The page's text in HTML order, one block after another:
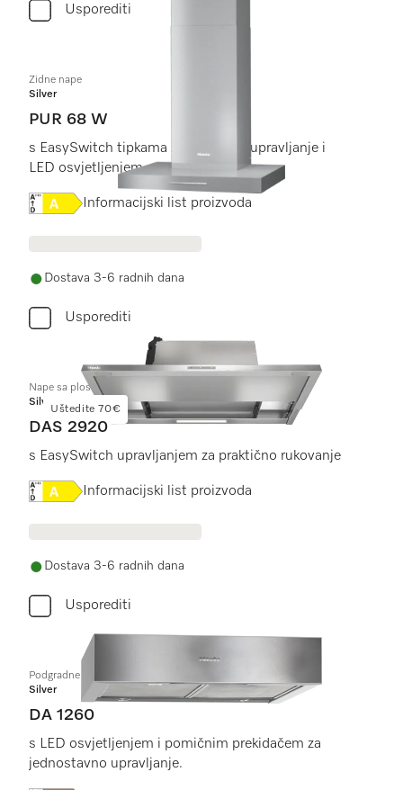
Usporediti
Zidne nape
Silver
PUR 68 W
s EasySwitch tipkama za praktično upravljanje i
LED osvjetljenjem
Online Label Flag, Energetska naljepnica
Informacijski list proizvoda
Dostava 3-6 radnih dana
Usporediti
Uštedite 70€
Nape sa plosnatim panelom
Silver
DAS 2920
s EasySwitch upravljanjem za praktično rukovanje
Online Label Flag, Energetska naljepnica
Informacijski list proizvoda
Dostava 3-6 radnih dana
Usporediti
Podgradne nape
Silver
DA 1260
s LED osvjetljenjem i pomičnim prekidačem za
jednostavno upravljanje.